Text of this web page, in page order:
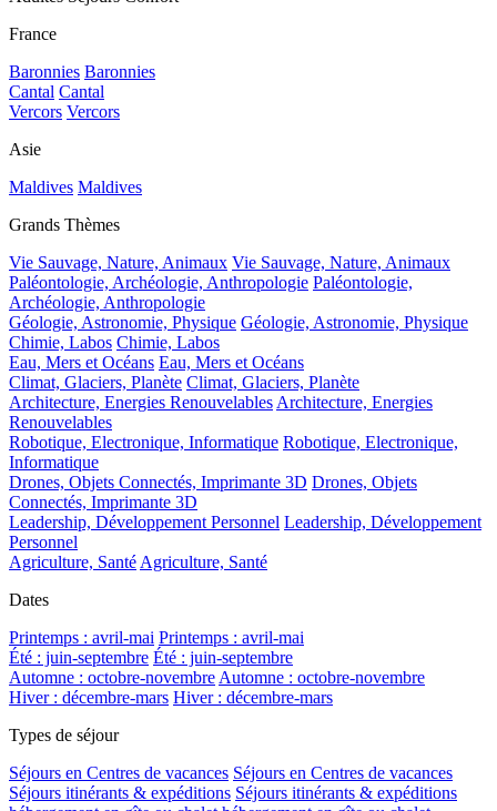
France
Baronnies Baronnies
Cantal Cantal
Vercors Vercors
Asie
Maldives Maldives
Grands Thèmes
Vie Sauvage, Nature, Animaux Vie Sauvage, Nature, Animaux
Paléontologie, Archéologie, Anthropologie Paléontologie,
Archéologie, Anthropologie
Géologie, Astronomie, Physique Géologie, Astronomie, Physique
Chimie, Labos Chimie, Labos
Eau, Mers et Océans Eau, Mers et Océans
Climat, Glaciers, Planète Climat, Glaciers, Planète
Architecture, Energies RenouvelablesArchitecture, Energies
Renouvelables
Robotique, Electronique, Informatique Robotique, Electronique,
Informatique
Drones, Objets Connectés, Imprimante 3D Drones, Objets
Connectés, Imprimante 3D
Leadership, Développement Personnel Leadership, Développement
Personnel
Agriculture, SantéAgriculture, Santé
Dates
Printemps : avril-mai Printemps : avril-mai
Été : juin-septembre Été : juin-septembre
Automne : octobre-novembreAutomne : octobre-novembre
Hiver : décembre-mars Hiver : décembre-mars
Types de séjour
Séjours en Centres de vacances Séjours en Centres de vacances
Séjours itinérants & expéditions Séjours itinérants & expéditions